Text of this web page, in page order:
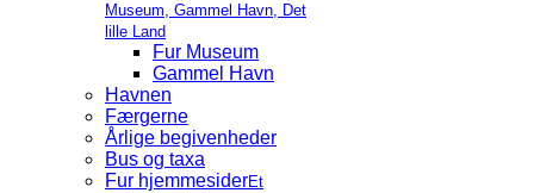
Museum, Gammel Havn, Det
lille Land
Fur Museum
Gammel Havn
Havnen
Færgerne
Årlige begivenheder
Bus og taxa
Fur hjemmesiderEt